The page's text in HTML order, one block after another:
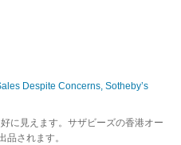
Despite Concerns, Sotheby’s
に見えます。サザビーズの香港オー
品されます。